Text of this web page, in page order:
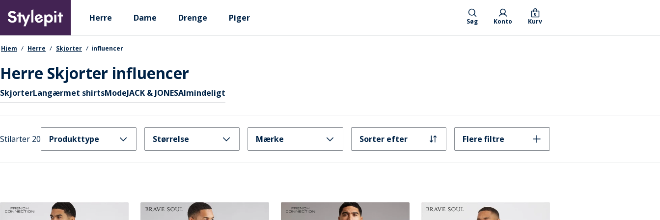
main
content
Primary departments
Herre Dame Drenge Piger Søg Konto Kurv
0
navigationssti
Hjem Herre Skjorter influencer
Herre Skjorter influencer
Hurtige links
SkjorterLangærmet shirtsModeJACK & JONESAlmindeligt
Stilarter 20 Produkttype Størrelse Mærke Sorter efter Flere filtre